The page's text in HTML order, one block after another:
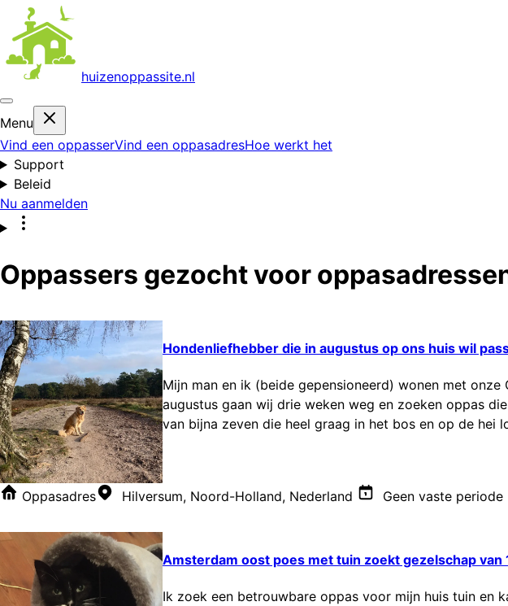
huizenoppassite.nl
Menu
Vind een oppasserVind een oppasadresHoe werkt het
Support
Beleid
Nu aanmelden
Oppassers gezocht voor
Hondenliefhebber die in augustus op ons huis wil
Mijn man en ik (beide gepensioneerd) wonen met
augustus gaan wij drie weken weg en zoeken oppas
van bijna zeven die heel graag in het bos en op de hei
Oppasadres Hilversum, Noord-Holland, Nederland Geen vaste periode
Amsterdam oost poes met tuin zoekt gezelschap
Ik zoek een betrouwbare oppas voor mijn huis tuin en